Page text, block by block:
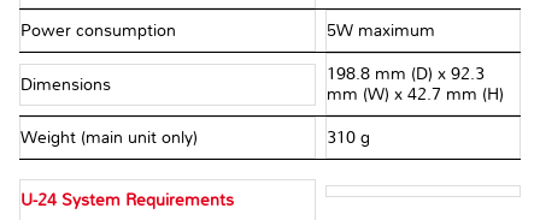
Power consumption 5W maximum
Dimensions
198.8 mm (D) x 92.3
mm (W) x 42.7 mm (H)
Weight (main unit only) 310 g
U-24 System Requirements